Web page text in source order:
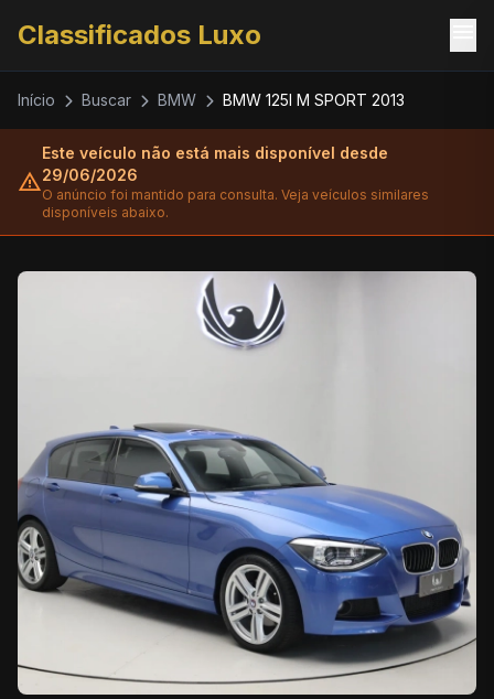
Classificados Luxo
Início Buscar BMW BMW 125I M SPORT 2013
warning
Este veículo não está mais disponível desde
29/06/2026
O anúncio foi mantido para consulta. Veja veículos similares
disponíveis abaixo.